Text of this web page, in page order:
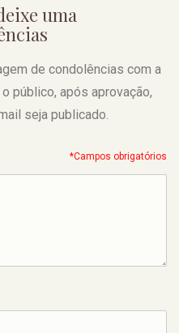
uma
de condolências com a
público, após aprovação,
seja publicado.
*Campos obrigatórios